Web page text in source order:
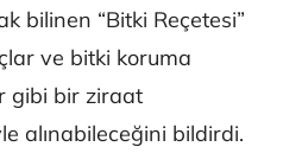
bilinen “Bitki Reçetesi”
ve bitki koruma
gibi bir ziraat
alınabileceğini bildirdi.